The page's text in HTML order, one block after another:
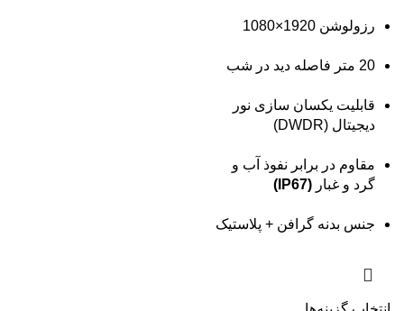
رزولوشن 1920×1080
20 متر فاصله دید در شب
قابلیت یکسان سازی نور
دیجیتال (DWDR)
مقاوم در برابر نفوذ آب و
گرد و غبار (IP67)
جنس بدنه گرافن + پلاستیک